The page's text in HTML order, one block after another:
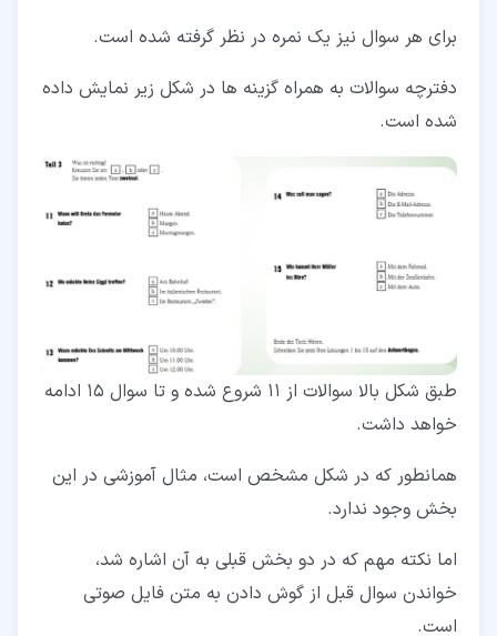
برای هر سوال نیز یک نمره در نظر گرفته شده است.
دفترچه سوالات به همراه گزینه ها در شکل زیر نمایش داده
شده است.
طبق شکل بالا سوالات از 11 شروع شده و تا سوال 15 ادامه
خواهد داشت.
همانطور که در شکل مشخص است، مثال آموزشی در این
بخش وجود ندارد.
اما نکته مهم که در دو بخش قبلی به آن اشاره شد،
خواندن سوال قبل از گوش دادن به متن فایل صوتی
است.